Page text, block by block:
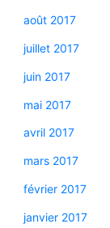
août 2017
juillet 2017
juin 2017
mai 2017
avril 2017
mars 2017
février 2017
janvier 2017